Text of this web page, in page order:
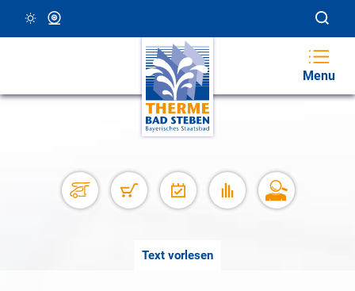
15 °C, Klar/Sonnig
Menu
Text vorlesen